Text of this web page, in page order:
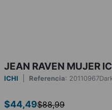
JEAN RAVEN MUJER
ICHI Referencia:
$44,49$88,99